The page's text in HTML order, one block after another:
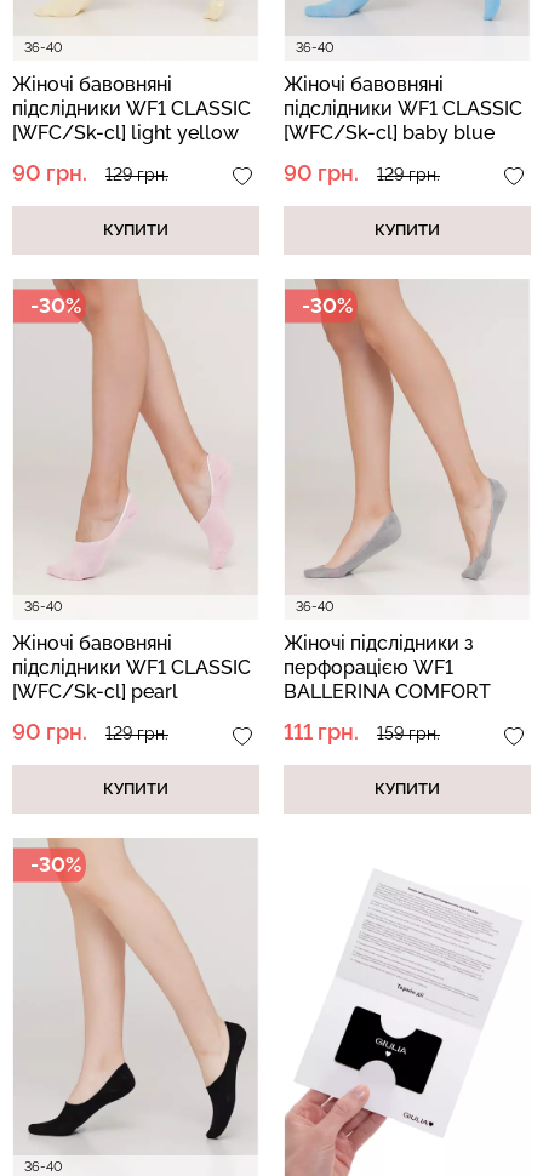
36-40
Жіночі бавовняні
підслідники WF1 CLASSIC
[WFC/Sk-cl] light yellow
90 грн. 129 грн.
КУПИТИ
36-40
Жіночі бавовняні
підслідники WF1 CLASSIC
[WFC/Sk-cl] baby blue
90 грн. 129 грн.
КУПИТИ
36-40
-30%
Жіночі бавовняні
підслідники WF1 CLASSIC
[WFC/Sk-cl] pearl
90 грн. 129 грн.
КУПИТИ
36-40
-30%
Жіночі підслідники з
перфорацією WF1
BALLERINA COMFORT
grey (сірий)
111 грн. 159 грн.
КУПИТИ
36-40
-30%